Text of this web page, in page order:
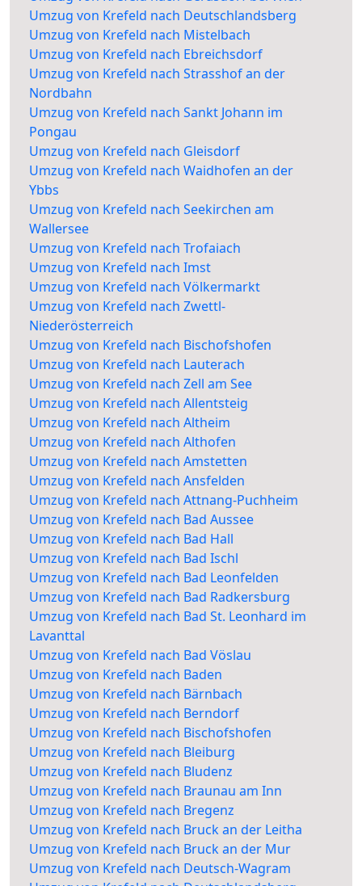
Umzug von Krefeld nach Deutschlandsberg
Umzug von Krefeld nach Mistelbach
Umzug von Krefeld nach Ebreichsdorf
Umzug von Krefeld nach Strasshof an der
Nordbahn
Umzug von Krefeld nach Sankt Johann im
Pongau
Umzug von Krefeld nach Gleisdorf
Umzug von Krefeld nach Waidhofen an der
Ybbs
Umzug von Krefeld nach Seekirchen am
Wallersee
Umzug von Krefeld nach Trofaiach
Umzug von Krefeld nach Imst
Umzug von Krefeld nach Völkermarkt
Umzug von Krefeld nach Zwettl-
Niederösterreich
Umzug von Krefeld nach Bischofshofen
Umzug von Krefeld nach Lauterach
Umzug von Krefeld nach Zell am See
Umzug von Krefeld nach Allentsteig
Umzug von Krefeld nach Altheim
Umzug von Krefeld nach Althofen
Umzug von Krefeld nach Amstetten
Umzug von Krefeld nach Ansfelden
Umzug von Krefeld nach Attnang-Puchheim
Umzug von Krefeld nach Bad Aussee
Umzug von Krefeld nach Bad Hall
Umzug von Krefeld nach Bad Ischl
Umzug von Krefeld nach Bad Leonfelden
Umzug von Krefeld nach Bad Radkersburg
Umzug von Krefeld nach Bad St. Leonhard im
Lavanttal
Umzug von Krefeld nach Bad Vöslau
Umzug von Krefeld nach Baden
Umzug von Krefeld nach Bärnbach
Umzug von Krefeld nach Berndorf
Umzug von Krefeld nach Bischofshofen
Umzug von Krefeld nach Bleiburg
Umzug von Krefeld nach Bludenz
Umzug von Krefeld nach Braunau am Inn
Umzug von Krefeld nach Bregenz
Umzug von Krefeld nach Bruck an der Leitha
Umzug von Krefeld nach Bruck an der Mur
Umzug von Krefeld nach Deutsch-Wagram